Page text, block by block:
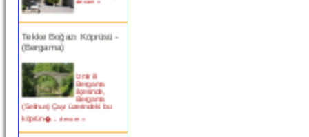
Tekke Boğazı Köprüsü -
(Bergama)
İzmir ili
Bergama
ilçesinde,
Bergama
(Selinus) Çayı üzerindeki bu
köprün�... devam »